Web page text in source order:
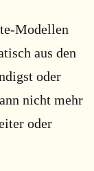
Modellen
aus den
oder
nicht mehr
oder